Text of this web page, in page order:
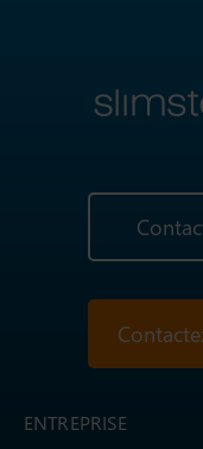
ENTREPRISE